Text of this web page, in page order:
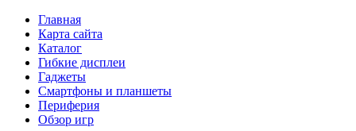
Главная
Карта сайта
Каталог
Гибкие дисплеи
Гаджеты
Смартфоны и планшеты
Периферия
Обзор игр